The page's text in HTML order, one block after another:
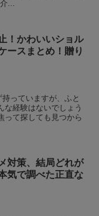
...
！かわいいショル
ースまとめ！贈り
っていますが、ふと
な経験はないでしょう
って探しても見つから
対策、結局どれが
気で調べた正直な